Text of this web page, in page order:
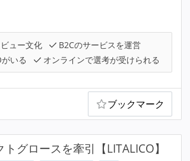
ュー文化
B2Cのサービスを運営
がいる オンラインで選考が受けられる
ブックマーク
グロースを牽引【LITALICO】